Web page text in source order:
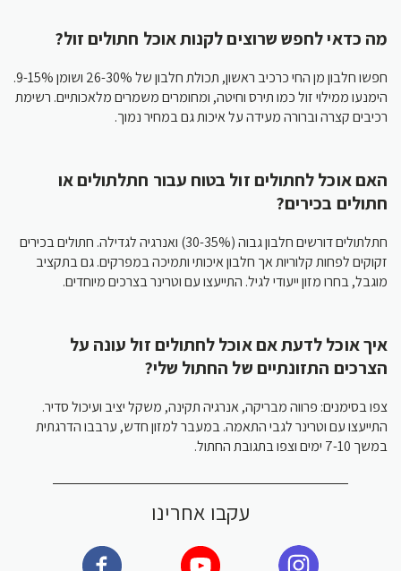
מה כדאי לחפש שרוצים לקנות אוכל חתולים זול?
חפשו חלבון מן החי כרכיב ראשון, תכולת חלבון של 26-30% ושומן 9-15%.
הימנעו ממילוי זול כמו תירס וחיטה, ומחומרים משמרים מלאכותיים. רשימת
רכיבים קצרה וברורה מעידה על איכות גם במחיר נמוך.
האם אוכל לחתולים זול בטוח עבור חתלתולים או
חתולים בכירים?
חתלתולים דורשים חלבון גבוה (30-35%) ואנרגיה לגדילה. חתולים בכירים
זקוקים לפחות קלוריות אך חלבון איכותי ותמיכה במפרקים. גם בתקציב
מוגבל, בחרו מזון ייעודי לגיל. התייעצו עם וטרינר בצרכים מיוחדים.
איך אוכל לדעת אם אוכל לחתולים זול עונה על
הצרכים התזונתיים של החתול שלי?
צפו בסימנים: פרווה מבריקה, אנרגיה תקינה, משקל יציב ועיכול סדיר.
התייעצו עם וטרינר לגבי התאמה. במעבר למזון חדש, ערבבו הדרגתית
במשך 7-10 ימים וצפו בתגובת החתול.
עקבו אחרינו